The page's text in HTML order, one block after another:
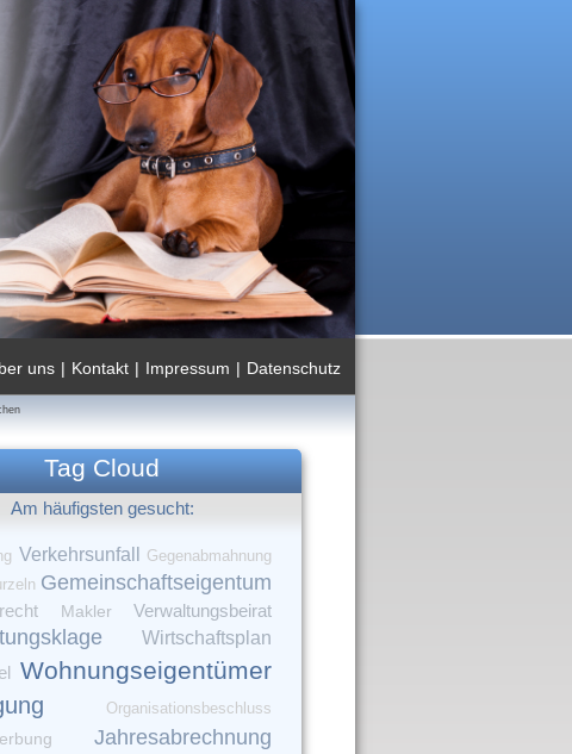
Datenschutz
|
Impressum
|
Kontakt
|
uns
Tag Cloud
Am häufigsten gesucht:
Verkehrsunfall Gegenabmahnung
Gemeinschaftseigentum
Makler Verwaltungsbeirat
Wirtschaftsplan
Wohnungseigentümer
Organisationsbeschluss
Jahresabrechnung